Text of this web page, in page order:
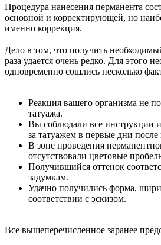
Процедура нанесения перманента
основной и корректирующей, но
именно коррекция.
Дело в том, что получить
раза удается очень редко. Для этого
одновременно сошлись несколько
Реакция вашего организма не
татуажа.
Вы соблюдали все инструкции
за татуажем в первые дни
В зоне проведения
отсутствовали цветовые
Получившийся оттенок
задумкам.
Удачно получились форма,
соответствии с эскизом.
Все вышеперечисленное заранее